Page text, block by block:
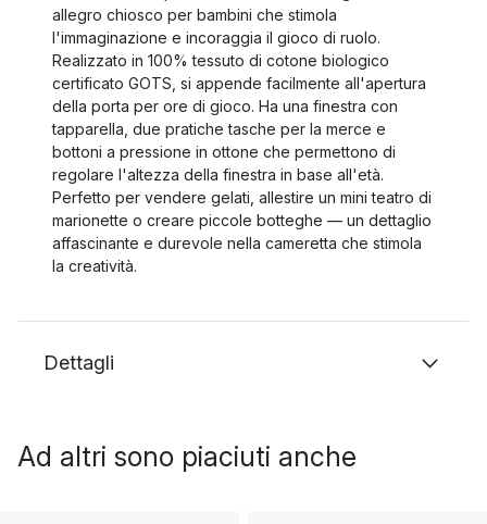
allegro chiosco per bambini che stimola
l'immaginazione e incoraggia il gioco di ruolo.
Realizzato in 100% tessuto di cotone biologico
certificato GOTS, si appende facilmente all'apertura
della porta per ore di gioco. Ha una finestra con
tapparella, due pratiche tasche per la merce e
bottoni a pressione in ottone che permettono di
regolare l'altezza della finestra in base all'età.
Perfetto per vendere gelati, allestire un mini teatro di
marionette o creare piccole botteghe — un dettaglio
affascinante e durevole nella cameretta che stimola
la creatività.
Dettagli
Ad altri sono piaciuti anche